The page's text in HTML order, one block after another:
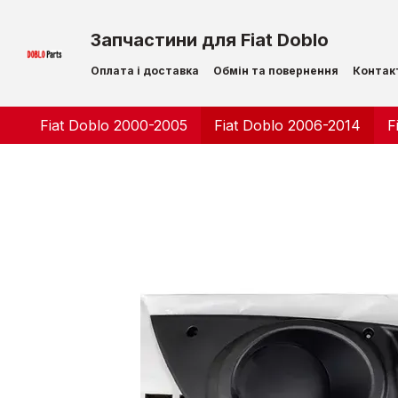
Запчастини для Fiat Doblo
Оплата і доставка Обмін та повернення
Fiat Doblo 2000-2005 Fiat Doblo 2006-2014